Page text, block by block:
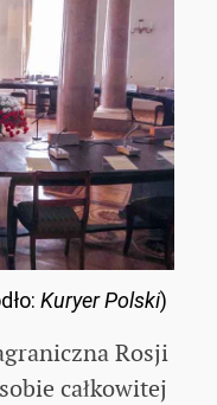
Kuryer Polski)
Rosji
całkowitej